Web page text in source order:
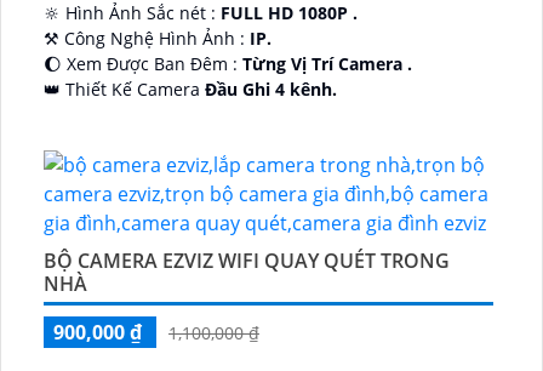
🔆 Hình Ảnh Sắc nét : FULL HD 1080P .
⚒ Công Nghệ Hình Ảnh : IP.
🌔 Xem Được Ban Đêm : Từng Vị Trí Camera .
👑 Thiết Kế Camera Đầu Ghi 4 kênh.
BỘ CAMERA EZVIZ WIFI QUAY QUÉT TRONG
NHÀ
900,000 ₫
1,100,000 ₫